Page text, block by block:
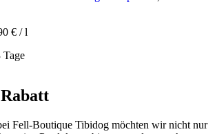
€ /l
Tage
Fell-Boutique Tibidog möchten wir nicht nur